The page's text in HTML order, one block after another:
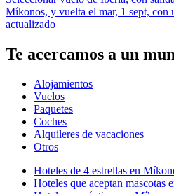
Míkonos, y vuelta el mar, 1 sept, con
actualizado
Te acercamos a un
Alojamientos
Vuelos
Paquetes
Coches
Alquileres de vacaciones
Otros
Hoteles de 4 estrellas en
Hoteles que aceptan mascotas